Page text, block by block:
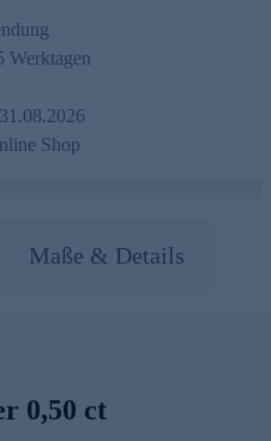
Werktagen
Shop
Maße & Details
0,50 ct